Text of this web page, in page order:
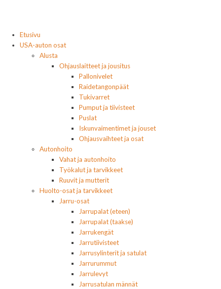
Etusivu
USA-auton osat
Alusta
Ohjauslaitteet ja jousitus
Pallonivelet
Raidetangonpäät
Tukivarret
Pumput ja tiivisteet
Puslat
Iskunvaimentimet ja jouset
Ohjausvaihteet ja osat
Autonhoito
Vahat ja autonhoito
Työkalut ja tarvikkeet
Ruuvit ja mutterit
Huolto-osat ja tarvikkeet
Jarru-osat
Jarrupalat (eteen)
Jarrupalat (taakse)
Jarrukengät
Jarrutiivisteet
Jarrusylinterit ja satulat
Jarrurummut
Jarrulevyt
Jarrusatulan männät